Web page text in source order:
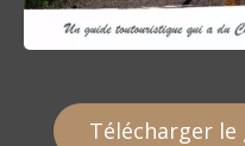
Télécharger